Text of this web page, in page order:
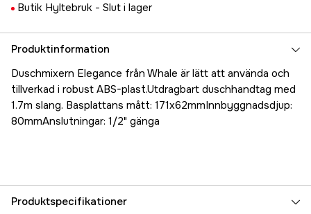
Butik Hyltebruk - Slut i lager
Produktinformation
Duschmixern Elegance från Whale är lätt att använda och
tillverkad i robust ABS-plast.Utdragbart duschhandtag med
1.7m slang. Basplattans mått: 171x62mmInnbyggnadsdjup:
80mmAnslutningar: 1/2" gänga
Produktspecifikationer